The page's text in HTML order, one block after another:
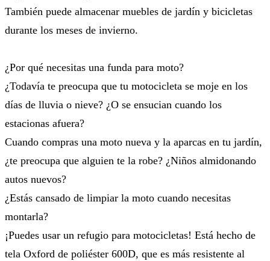
También puede almacenar muebles de jardín y bicicletas
durante los meses de invierno.
¿Por qué necesitas una funda para moto?
¿Todavía te preocupa que tu motocicleta se moje en los
días de lluvia o nieve? ¿O se ensucian cuando los
estacionas afuera?
Cuando compras una moto nueva y la aparcas en tu jardín,
¿te preocupa que alguien te la robe? ¿Niños almidonando
autos nuevos?
¿Estás cansado de limpiar la moto cuando necesitas
montarla?
¡Puedes usar un refugio para motocicletas! Está hecho de
tela Oxford de poliéster 600D, que es más resistente al